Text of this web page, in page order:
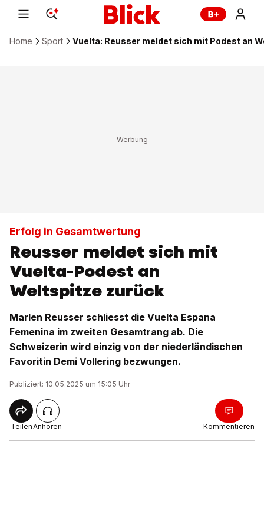
Home Sport Vuelta: Reusser meldet sich mit Podest an
Erfolg in Gesamtwertung
Reusser meldet sich mit
Vuelta-Podest an
Weltspitze zurück
Marlen Reusser schliesst die Vuelta Espana
Femenina im zweiten Gesamtrang ab. Die
Schweizerin wird einzig von der niederländischen
Favoritin Demi Vollering bezwungen.
Publiziert: 10.05.2025 um 15:05 Uhr
TeilenAnhören Kommentieren